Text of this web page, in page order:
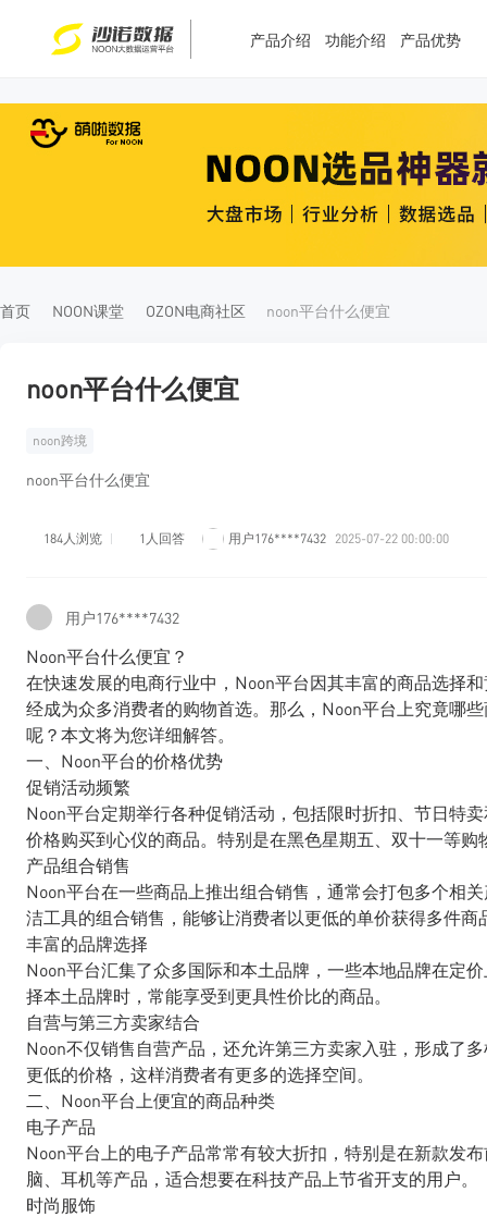
产品介绍 功能介绍 产品优势
首页 NOON课堂 OZON电商社区 noon平台什么便宜
noon平台什么便宜
noon跨境
noon平台什么便宜
184人浏览 1人回答 用户176****7432 2025-07-22 00:00:00
用户176****7432
Noon平台什么便宜？
在快速发展的电商行业中，Noon平台因其丰富的商品选择
经成为众多消费者的购物首选。那么，Noon平台上究竟哪
呢？本文将为您详细解答。
一、Noon平台的价格优势
促销活动频繁
Noon平台定期举行各种促销活动，包括限时折扣、节日特
价格购买到心仪的商品。特别是在黑色星期五、双十一等
产品组合销售
Noon平台在一些商品上推出组合销售，通常会打包多个相
洁工具的组合销售，能够让消费者以更低的单价获得多件商
丰富的品牌选择
Noon平台汇集了众多国际和本土品牌，一些本地品牌在定
择本土品牌时，常能享受到更具性价比的商品。
自营与第三方卖家结合
Noon不仅销售自营产品，还允许第三方卖家入驻，形成了
更低的价格，这样消费者有更多的选择空间。
二、Noon平台上便宜的商品种类
电子产品
Noon平台上的电子产品常常有较大折扣，特别是在新款发
脑、耳机等产品，适合想要在科技产品上节省开支的用户。
时尚服饰